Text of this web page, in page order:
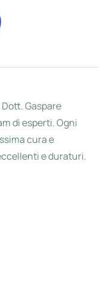
Gaspare
di esperti. Ogni
cura e
e duraturi.